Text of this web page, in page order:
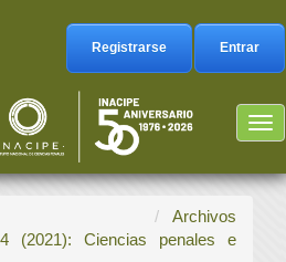
Registrarse Entrar
Archivos
(2021): Ciencias penales e